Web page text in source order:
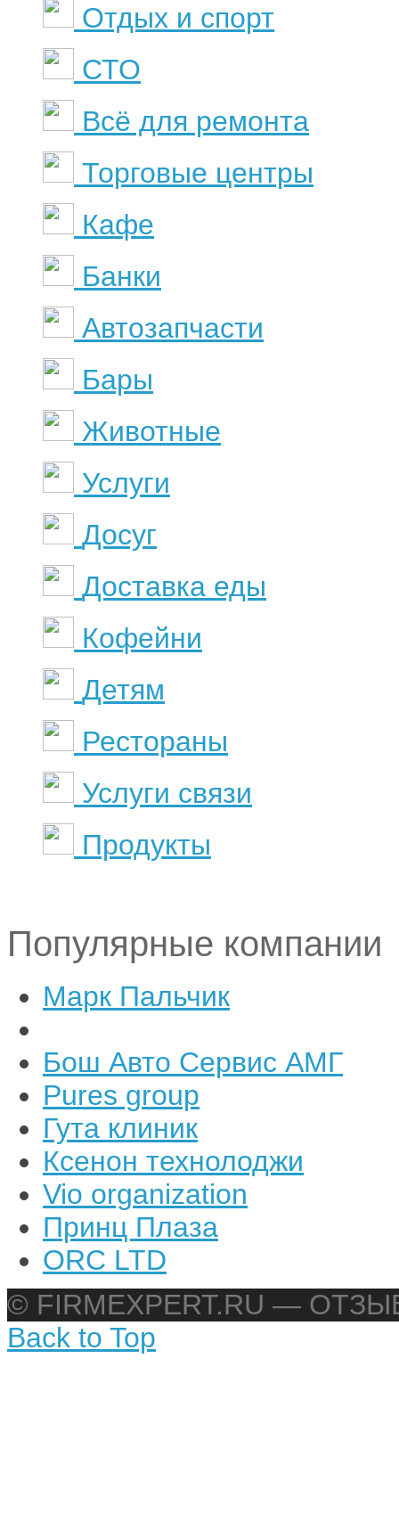
Отдых и спорт
СТО
Всё для ремонта
Торговые центры
Кафе
Банки
Автозапчасти
Бары
Животные
Услуги
Досуг
Доставка еды
Кофейни
Детям
Рестораны
Услуги связи
Продукты
Популярные компании
Марк Пальчик
Бош Авто Сервис АМГ
Pures group
Гута клиник
Ксенон технолоджи
Vio organization
Принц Плаза
ORC LTD
© FIRMEXPERT.RU —
Back to Top